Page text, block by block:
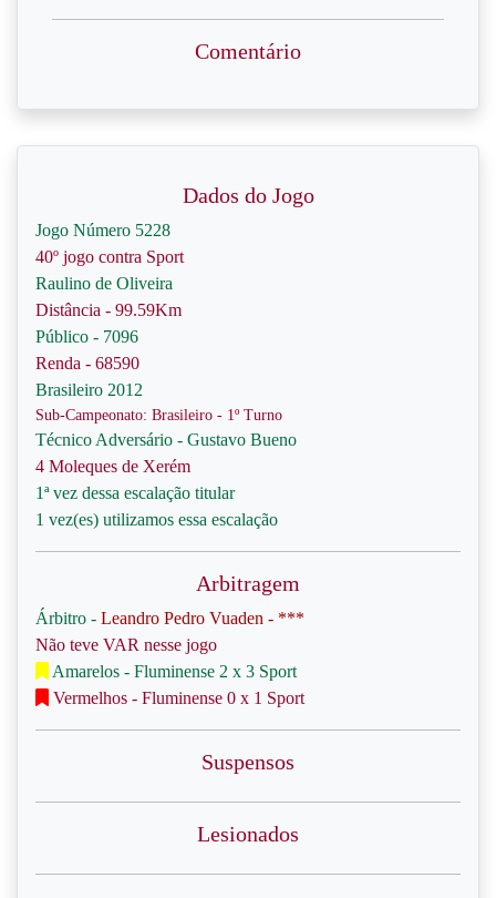
Comentário
Dados do Jogo
Jogo Número 5228
40º jogo contra Sport
Raulino de Oliveira
Distância - 99.59Km
Público - 7096
Renda - 68590
Brasileiro 2012
Sub-Campeonato: Brasileiro - 1º Turno
Técnico Adversário - Gustavo Bueno
4 Moleques de Xerém
1ª vez dessa escalação titular
1 vez(es) utilizamos essa escalação
Arbitragem
Árbitro - Leandro Pedro Vuaden - ***
Não teve VAR nesse jogo
Amarelos - Fluminense 2 x 3 Sport
Vermelhos - Fluminense 0 x 1 Sport
Suspensos
Lesionados